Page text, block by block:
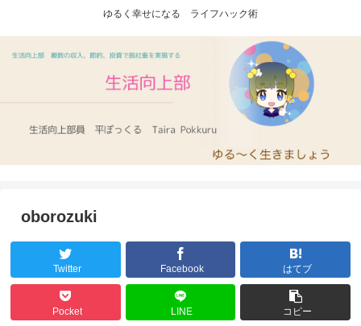
ゆるく幸せになる ライフハック術
oborozuki
Twitter Facebook はてブ
Pocket LINE コピー